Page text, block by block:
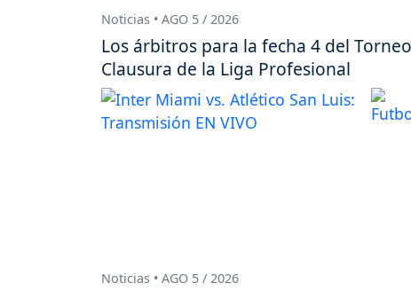
Noticias • AGO 5 / 2026
Los árbitros para la fecha 4 del Torneo
Clausura de la Liga Profesional
Noticias • AGO 5 / 2026